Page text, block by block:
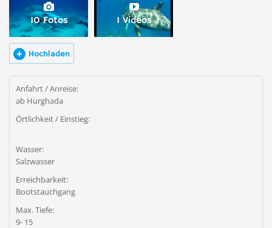
10 Fotos 1 Videos
Hochladen
Anfahrt / Anreise:
ab Hurghada
Örtlichkeit / Einstieg:
Wasser:
Salzwasser
Erreichbarkeit:
Bootstauchgang
Max. Tiefe:
9- 15